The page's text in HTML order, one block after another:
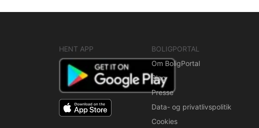
HENT APP
BOLIGPORTAL
Om BoligPortal
Blog
Presse
Data- og privatlivspolitik
Cookies